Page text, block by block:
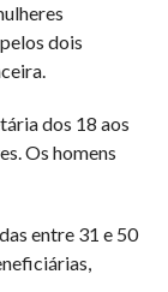
dois
dos 18 aos
Os homens
entre 31 e 50